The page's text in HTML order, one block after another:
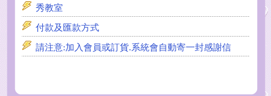
秀教室
付款及匯款方式
請注意:加入會員或訂貨.系統會自動寄一封感謝信